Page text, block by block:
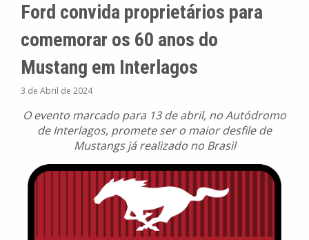
Ford convida proprietários para
comemorar os 60 anos do
Mustang em Interlagos
3 de Abril de 2024
O evento marcado para 13 de abril, no Autódromo
de Interlagos, promete ser o maior desfile de
Mustangs já realizado no Brasil